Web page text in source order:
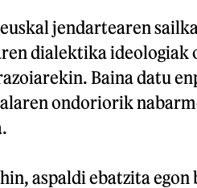
euskal jendartearen
dialektika ideologiak
Baina datu
ondoriorik
aspaldi ebatzita